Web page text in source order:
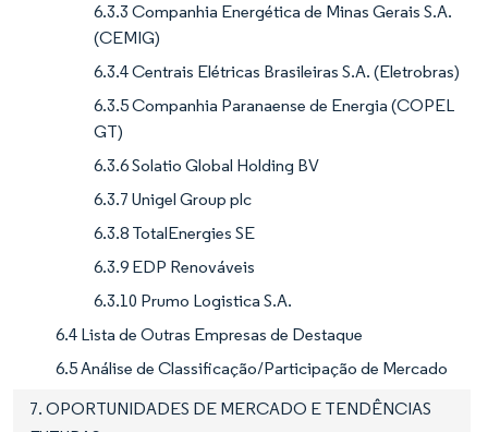
6.3.3 Companhia Energética de Minas Gerais S.A.
(CEMIG)
6.3.4 Centrais Elétricas Brasileiras S.A. (Eletrobras)
6.3.5 Companhia Paranaense de Energia (COPEL
GT)
6.3.6 Solatio Global Holding BV
6.3.7 Unigel Group plc
6.3.8 TotalEnergies SE
6.3.9 EDP Renováveis
6.3.10 Prumo Logistica S.A.
6.4 Lista de Outras Empresas de Destaque
6.5 Análise de Classificação/Participação de Mercado
7. OPORTUNIDADES DE MERCADO E TENDÊNCIAS